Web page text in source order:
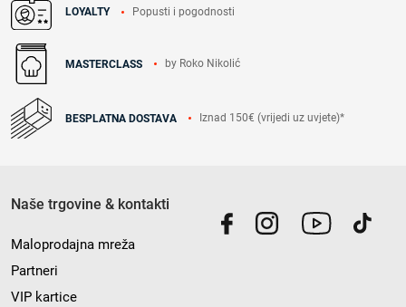
LOYALTY Popusti i pogodnosti
MASTERCLASS by Roko Nikolić
BESPLATNA DOSTAVA Iznad 150€ (vrijedi uz uvjete)*
Naše trgovine & kontakti
Maloprodajna mreža
Partneri
VIP kartice